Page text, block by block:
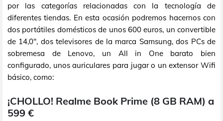
por las categorías relacionadas con la tecnología de
diferentes tiendas. En esta ocasión podremos hacernos con
dos portátiles domésticos de unos 600 euros, un convertible
de 14,0", dos televisores de la marca Samsung, dos PCs de
sobremesa de Lenovo, un All in One barato bien
configurado, unos auriculares para jugar o un extensor Wifi
básico, como:
¡CHOLLO! Realme Book Prime (8 GB RAM) a
599 €